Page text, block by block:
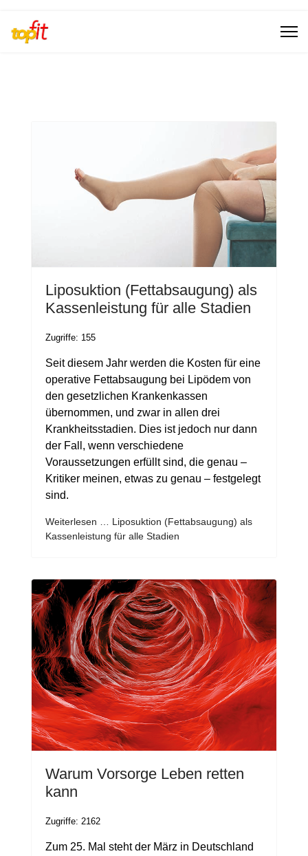
Liposuktion (Fettabsaugung) als
Kassenleistung für alle Stadien
Zugriffe: 155
Seit diesem Jahr werden die Kosten für eine
operative Fettabsaugung bei Lipödem von
den gesetzlichen Krankenkassen
übernommen, und zwar in allen drei
Krankheitsstadien. Dies ist jedoch nur dann
der Fall, wenn verschiedene
Voraussetzungen erfüllt sind, die genau –
Kritiker meinen, etwas zu genau – festgelegt
sind.
Weiterlesen … Liposuktion (Fettabsaugung) als
Kassenleistung für alle Stadien
Warum Vorsorge Leben retten
kann
Zugriffe: 2162
Zum 25. Mal steht der März in Deutschland